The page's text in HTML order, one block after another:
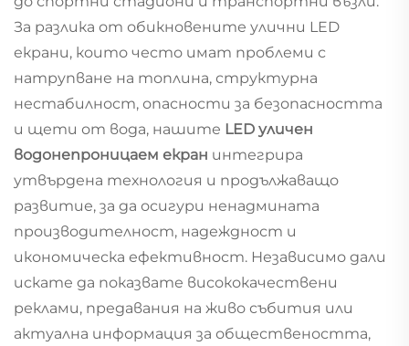
За разлика от обикновените улични LED
екрани, които често имат проблеми с
натрупване на топлина, структурна
нестабилност, опасности за безопасността
и щети от вода, нашите LED уличен
водонепроницаем екран интегрира
утвърдена технология и продължаващо
развитие, за да осигури ненадмината
производителност, надеждност и
икономическа ефективност. Независимо дали
искате да показвате висококачествени
реклами, предавания на живо събития или
актуална информация за обществеността,